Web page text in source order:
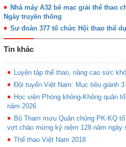
Nhà máy A32 bế mạc giải thể thao
Ngày truyền thống
Sư đoàn 377 tổ chức Hội thao thể
Tin khác
Luyện tập thể thao, nâng cao sức
Đội tuyển Việt Nam: Mục tiêu giành 3
Học viện Phòng không-Không quân
năm 2026
Bộ Tham mưu Quân chủng PK-KQ
vợt chào mừng kỷ niệm 128 năm ngày
Thể thao Việt Nam 2018